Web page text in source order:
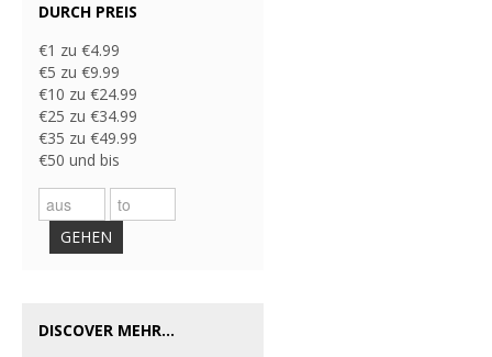
DURCH PREIS
€1 zu €4.99
€5 zu €9.99
€10 zu €24.99
€25 zu €34.99
€35 zu €49.99
€50 und bis
GEHEN
DISCOVER MEHR...